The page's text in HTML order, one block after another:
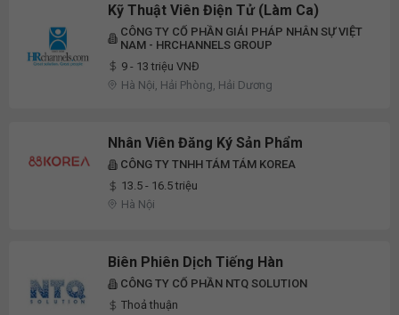
Kỹ Thuật Viên Điện Tử (Làm Ca)
CÔNG TY CỔ PHẦN GIẢI PHÁP NHÂN SỰ VIỆT
NAM - HRCHANNELS GROUP
9 - 13 triệu VNĐ
Hà Nội, Hải Phòng, Hải Dương
Nhân Viên Đăng Ký Sản Phẩm
CÔNG TY TNHH TÁM TÁM KOREA
13.5 - 16.5 triệu
Hà Nội
Biên Phiên Dịch Tiếng Hàn
CÔNG TY CỔ PHẦN NTQ SOLUTION
Thoả thuận